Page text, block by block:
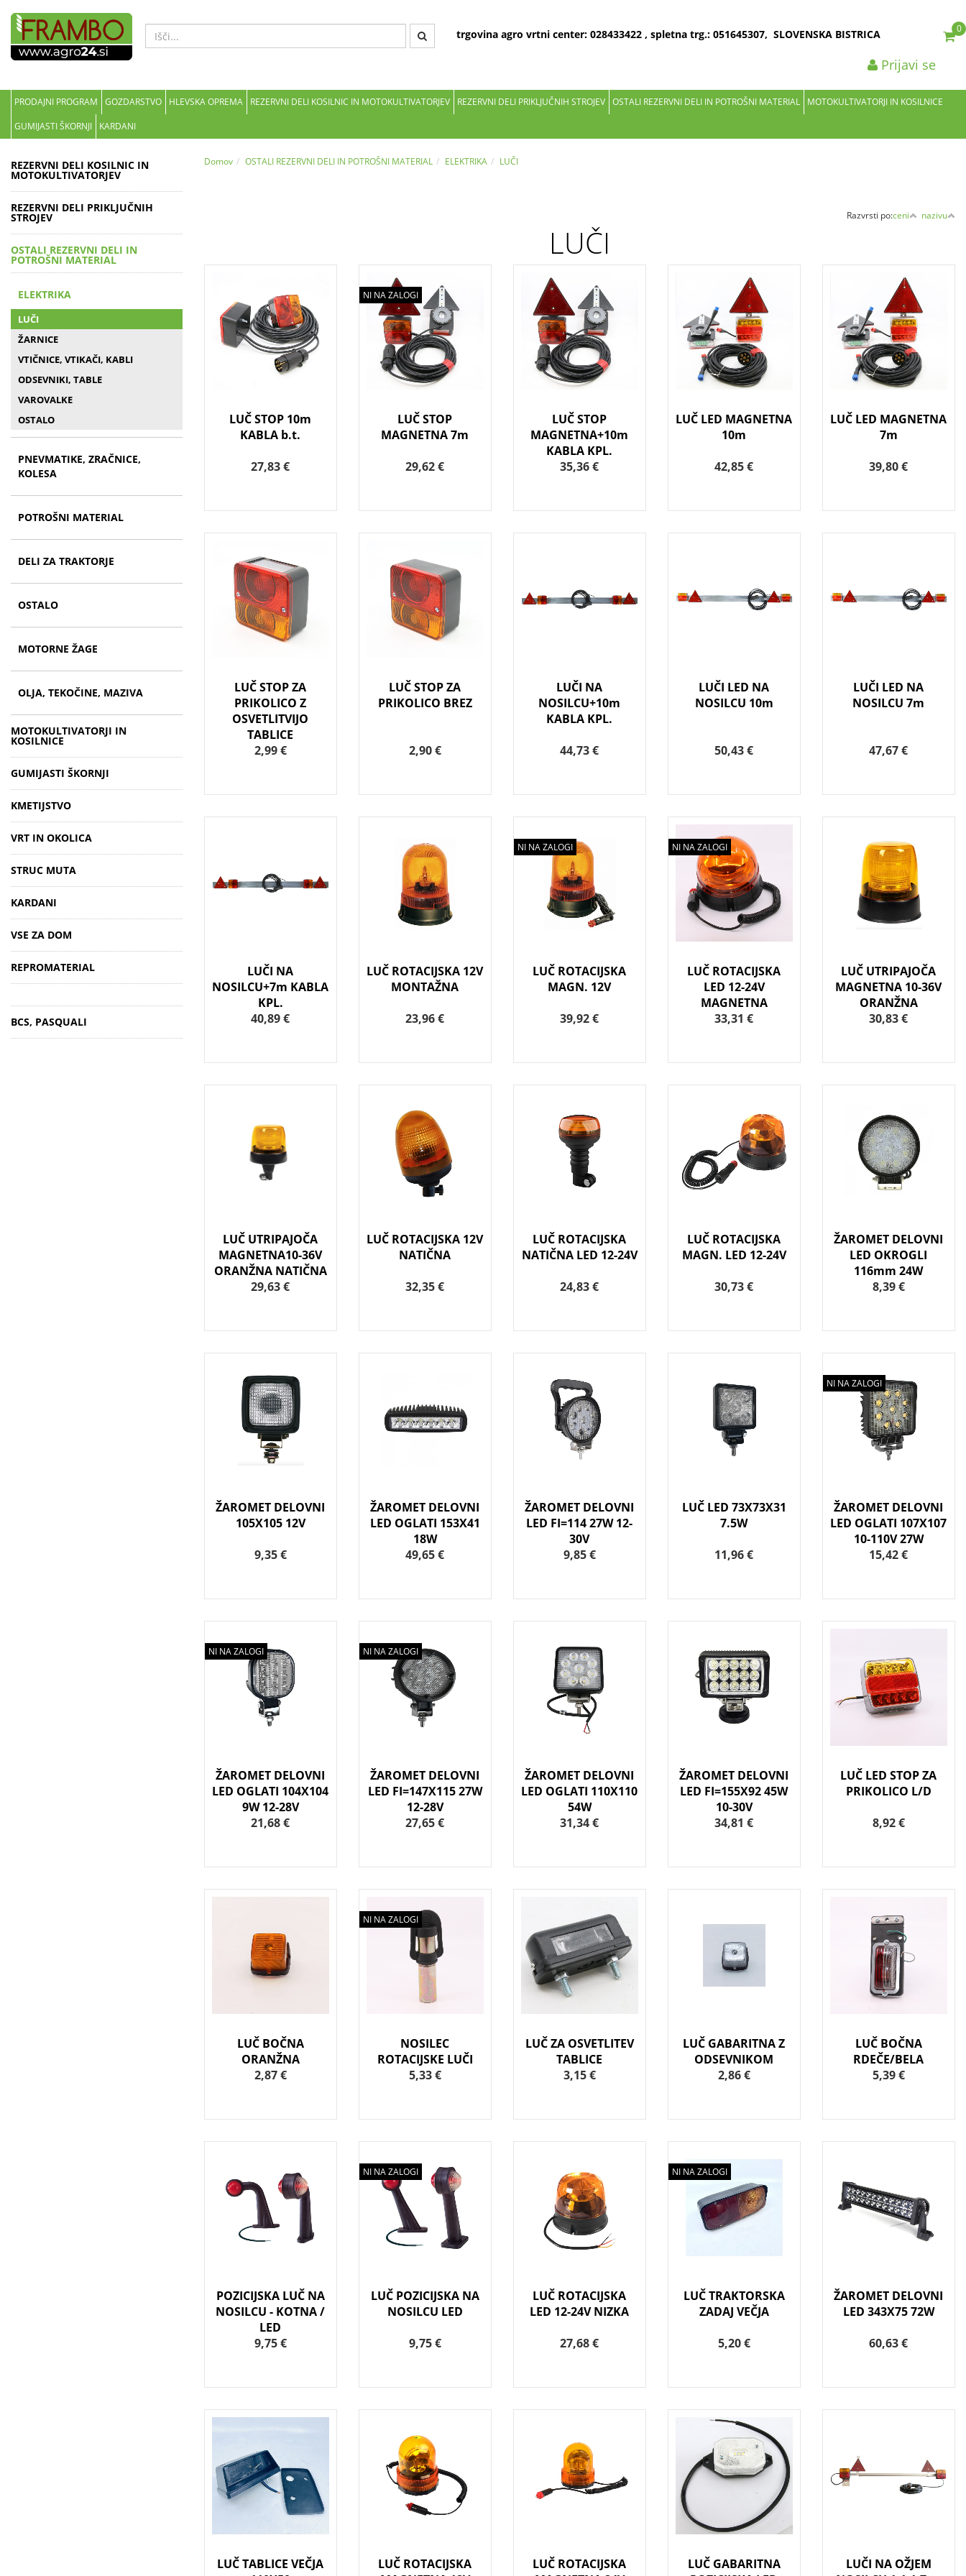
trgovina agro vrtni center: 028433422 , spletna trg.: 051645307, SLOVENSKA BISTRICA 0
Prijavi se
PRODAJNI PROGRAM GOZDARSTVO HLEVSKA OPREMA REZERVNI DELI KOSILNIC IN MOTOKULTIVATORJEV REZERVNI DELI PRIKLJUČNIH STROJEV OSTALI REZERVNI DELI IN POTROŠNI MATERIAL
MOTOKULTIVATORJI IN KOSILNICE
GUMIJASTI ŠKORNJI
KARDANI
REZERVNI DELI KOSILNIC IN
MOTOKULTIVATORJEV
REZERVNI DELI PRIKLJUČNIH
STROJEV
OSTALI REZERVNI DELI IN
POTROŠNI MATERIAL
ELEKTRIKA
LUČI
ŽARNICE
VTIČNICE, VTIKAČI, KABLI
ODSEVNIKI, TABLE
VAROVALKE
OSTALO
PNEVMATIKE, ZRAČNICE,
KOLESA
POTROŠNI MATERIAL
DELI ZA TRAKTORJE
OSTALO
MOTORNE ŽAGE
OLJA, TEKOČINE, MAZIVA
MOTOKULTIVATORJI IN
KOSILNICE
GUMIJASTI ŠKORNJI
KMETIJSTVO
VRT IN OKOLICA
STRUC MUTA
KARDANI
VSE ZA DOM
REPROMATERIAL
BCS, PASQUALI
Domov OSTALI REZERVNI DELI IN POTROŠNI MATERIAL ELEKTRIKA LUČI
Razvrsti po:ceni nazivu
LUČI
LUČ STOP 10m
KABLA b.t.
27,83 €
NI NA ZALOGI
LUČ STOP
MAGNETNA 7m
29,62 €
LUČ STOP
MAGNETNA+10m
KABLA KPL.
35,36 €
LUČ LED MAGNETNA
10m
42,85 €
LUČ LED MAGNETNA
7m
39,80 €
LUČ STOP ZA
PRIKOLICO Z
OSVETLITVIJO
TABLICE
2,99 €
LUČ STOP ZA
PRIKOLICO BREZ
2,90 €
LUČI NA
NOSILCU+10m
KABLA KPL.
44,73 €
LUČI LED NA
NOSILCU 10m
50,43 €
LUČI LED NA
NOSILCU 7m
47,67 €
LUČI NA
NOSILCU+7m KABLA
KPL.
40,89 €
LUČ ROTACIJSKA 12V
MONTAŽNA
23,96 €
NI NA ZALOGI
LUČ ROTACIJSKA
MAGN. 12V
39,92 €
NI NA ZALOGI
LUČ ROTACIJSKA
LED 12-24V
MAGNETNA
33,31 €
LUČ UTRIPAJOČA
MAGNETNA 10-36V
ORANŽNA
30,83 €
LUČ UTRIPAJOČA
MAGNETNA10-36V
ORANŽNA NATIČNA
29,63 €
LUČ ROTACIJSKA 12V
NATIČNA
32,35 €
LUČ ROTACIJSKA
NATIČNA LED 12-24V
24,83 €
LUČ ROTACIJSKA
MAGN. LED 12-24V
30,73 €
ŽAROMET DELOVNI
LED OKROGLI
116mm 24W
8,39 €
ŽAROMET DELOVNI
105X105 12V
9,35 €
ŽAROMET DELOVNI
LED OGLATI 153X41
18W
49,65 €
ŽAROMET DELOVNI
LED FI=114 27W 12-
30V
9,85 €
LUČ LED 73X73X31
7.5W
11,96 €
NI NA ZALOGI
ŽAROMET DELOVNI
LED OGLATI 107X107
10-110V 27W
15,42 €
NI NA ZALOGI
ŽAROMET DELOVNI
LED OGLATI 104X104
9W 12-28V
21,68 €
NI NA ZALOGI
ŽAROMET DELOVNI
LED FI=147X115 27W
12-28V
27,65 €
ŽAROMET DELOVNI
LED OGLATI 110X110
54W
31,34 €
ŽAROMET DELOVNI
LED FI=155X92 45W
10-30V
34,81 €
LUČ LED STOP ZA
PRIKOLICO L/D
8,92 €
LUČ BOČNA
ORANŽNA
2,87 €
NI NA ZALOGI
NOSILEC
ROTACIJSKE LUČI
5,33 €
LUČ ZA OSVETLITEV
TABLICE
3,15 €
LUČ GABARITNA Z
ODSEVNIKOM
2,86 €
LUČ BOČNA
RDEČE/BELA
5,39 €
POZICIJSKA LUČ NA
NOSILCU - KOTNA /
LED
9,75 €
NI NA ZALOGI
LUČ POZICIJSKA NA
NOSILCU LED
9,75 €
LUČ ROTACIJSKA
LED 12-24V NIZKA
27,68 €
NI NA ZALOGI
LUČ TRAKTORSKA
ZADAJ VEČJA
5,20 €
ŽAROMET DELOVNI
LED 343X75 72W
60,63 €
LUČ TABLICE VEČJA
LUČ ROTACIJSKA
LUČ ROTACIJSKA
LUČ GABARITNA
LUČI NA OŽJEM